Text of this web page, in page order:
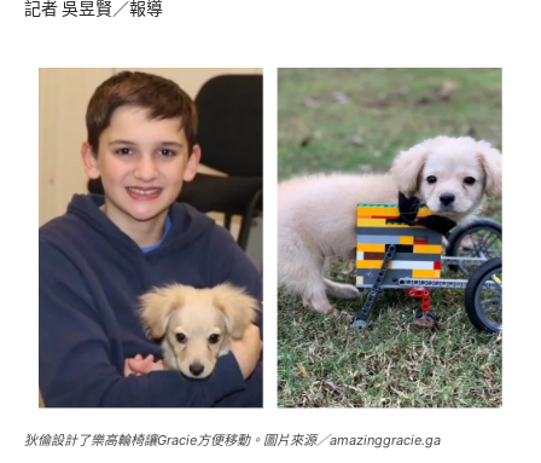
記者 吳昱賢／報導
狄倫設計了樂高輪椅讓Gracie方便移動。圖片來源／amazinggracie.ga